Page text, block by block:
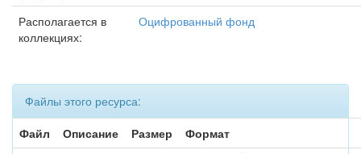
Располагается в
коллекциях:
Оцифрованный фонд
Файлы этого ресурса:
Файл
Описание Размер
Формат